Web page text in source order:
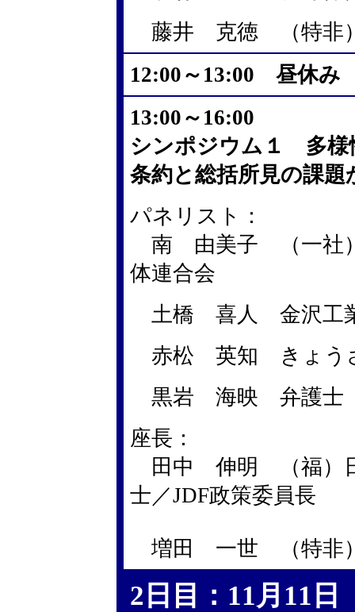
藤井 克徳 （特非）
12:00～13:00 昼休み
13:00～16:00
シンポジウム１ 多
条約と総括所見の課題
パネリスト：
南 由美子 （一社）
体連合会
土橋 喜人 金沢工
赤松 英知 きょう
黒岩 海映 弁護士
座長：
田中 伸明 （福）日
士／JDF政策委員長
増田 一世 （特非）
2日目：11月11日